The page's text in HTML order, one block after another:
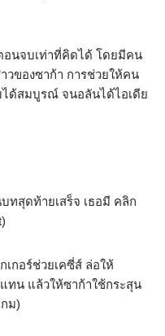
อนจบเท่าที่คิดได้ โดยมีคน
วของซาก้า การช่วยให้คน
ได้สมบูรณ์ จนอลันได้ไอเดีย
ทสุดท้ายเสร็จ เธอมี คลิก
กอร์ช่วยเคซี่ส์ ล่อให้
ทน แล้วให้ซาก้าใช้กระสุน
ม)